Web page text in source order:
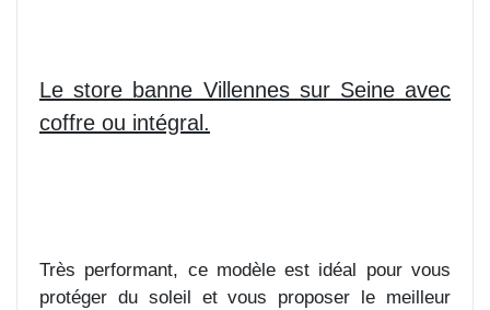
Le store banne Villennes sur Seine avec
coffre ou intégral.
Très performant, ce modèle est idéal pour vous
protéger du soleil et vous proposer le meilleur